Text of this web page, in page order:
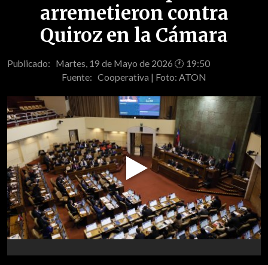
arremetieron contra
Quiroz en la Cámara
Publicado: Martes, 19 de Mayo de 2026 🕐 19:50
Fuente: Cooperativa | Foto: ATON
Play
Video